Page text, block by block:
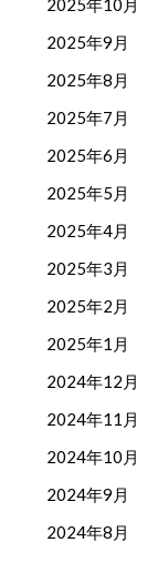
2025年10月
2025年9月
2025年8月
2025年7月
2025年6月
2025年5月
2025年4月
2025年3月
2025年2月
2025年1月
2024年12月
2024年11月
2024年10月
2024年9月
2024年8月